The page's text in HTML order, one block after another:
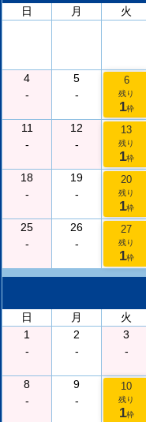
日
月 火
4
-
5
-
6
残り
1枠
11
-
12
-
13
残り
1枠
18
-
19
-
20
残り
1枠
25
-
26
-
27
残り
1枠
日
月 火
1
-
2
-
3
-
8
-
9
-
10
残り
1枠